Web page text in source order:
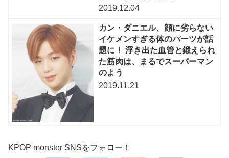
2019.12.04
カン・ダニエル、顔に劣らない
イケメンすぎる体のパーツが話
題に！ 浮き出た血管と鍛えられ
た筋肉は、まるでスーパーマン
のよう
2019.11.21
KPOP monster SNSをフォロー！